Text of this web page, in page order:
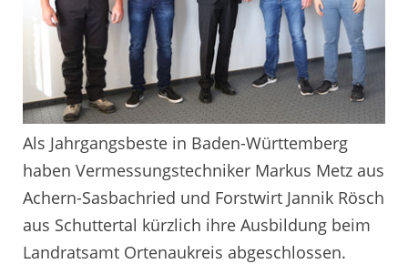
Als Jahrgangsbeste in Baden-Württemberg
haben Vermessungstechniker Markus Metz aus
Achern-Sasbachried und Forstwirt Jannik Rösch
aus Schuttertal kürzlich ihre Ausbildung beim
Landratsamt Ortenaukreis abgeschlossen.